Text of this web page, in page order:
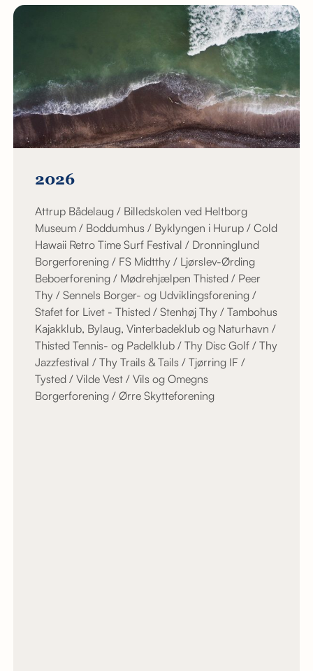
2026
Attrup Bådelaug / Billedskolen ved Heltborg
Museum / Boddumhus / Byklyngen i Hurup / Cold
Hawaii Retro Time Surf Festival / Dronninglund
Borgerforening / FS Midtthy / Ljørslev-Ørding
Beboerforening / Mødrehjælpen Thisted / Peer
Thy / Sennels Borger- og Udviklingsforening /
Stafet for Livet - Thisted / Stenhøj Thy / Tambohus
Kajakklub, Bylaug, Vinterbadeklub og Naturhavn /
Thisted Tennis- og Padelklub / Thy Disc Golf / Thy
Jazzfestival / Thy Trails & Tails / Tjørring IF /
Tysted / Vilde Vest / Vils og Omegns
Borgerforening / Ørre Skytteforening